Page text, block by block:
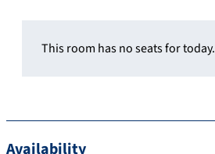
This room has no seats for today.
Availability